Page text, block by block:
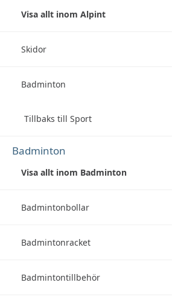
Visa allt inom Alpint
Skidor
Badminton
Tillbaks till Sport
Badminton
Visa allt inom Badminton
Badmintonbollar
Badmintonracket
Badmintontillbehör